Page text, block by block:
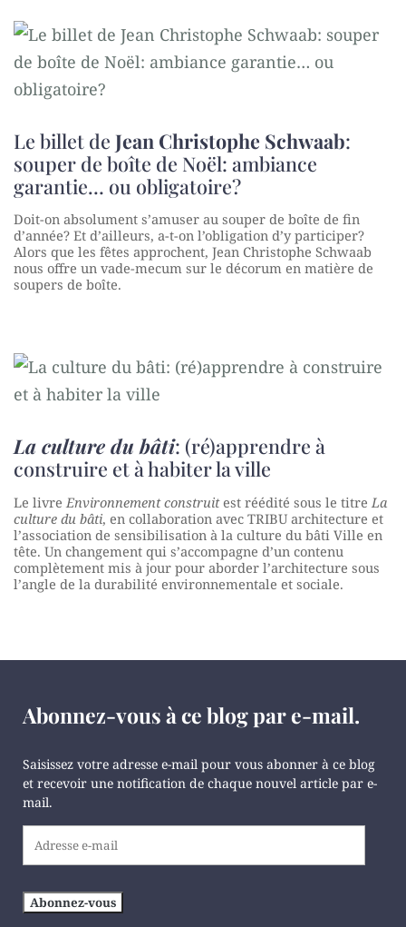
Le billet de Jean Christophe Schwaab:
souper de boîte de Noël: ambiance
garantie… ou obligatoire?
Doit-on absolument s’amuser au souper de boîte de fin
d’année? Et d’ailleurs, a-t-on l’obligation d’y participer?
Alors que les fêtes approchent, Jean Christophe Schwaab
nous offre un vade-mecum sur le décorum en matière de
soupers de boîte.
La culture du bâti: (ré)apprendre à
construire et à habiter la ville
Le livre Environnement construitest réédité sous le titre La
culture du bâti, en collaboration avec TRIBU architecture et
l’association de sensibilisation à la culture du bâti Ville en
tête. Un changement qui s’accompagne d’un contenu
complètement mis à jour pour aborder l’architecture sous
l’angle de la durabilité environnementale et sociale.
Abonnez-vous à ce blog par e-mail.
Saisissez votre adresse e-mail pour vous abonner à ce blog
et recevoir une notification de chaque nouvel article par e-
mail.
Abonnez-vous